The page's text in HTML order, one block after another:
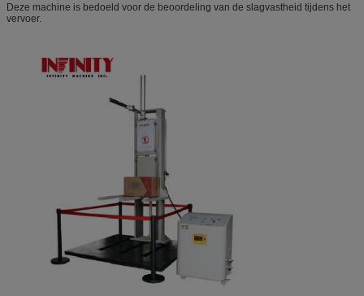
Deze machine is bedoeld voor de beoordeling van de slagvastheid tijdens het
vervoer.